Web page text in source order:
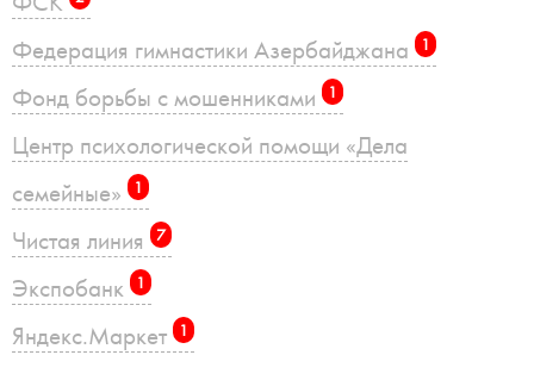
Федерация гимнастики Азербайджана 1
Фонд борьбы с мошенниками 1
Центр психологической помощи «Дела
семейные»
1
Чистая линия 7
Экспобанк 1
Яндекс.Маркет 1